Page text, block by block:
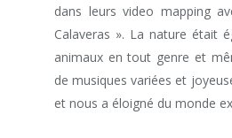
dans leurs video mapping
Calaveras ». La nature était
animaux en tout genre et
de musiques variées et
et nous a éloigné du monde